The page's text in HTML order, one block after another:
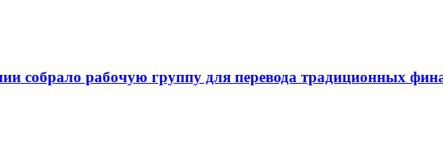
собрало рабочую группу для перевода традиционных